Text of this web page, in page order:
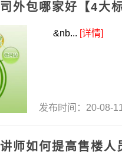
外包哪家好【4大
&nb... [详情]
发布时间：20-08-
师如何提高售楼人